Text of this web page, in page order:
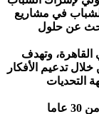
في مشاريع
عن حلول
وتهدف
تدعيم الأفكار
التحديات
ويدعو البنك الدولي جميع الشباب المصري أقل من 30 عاما